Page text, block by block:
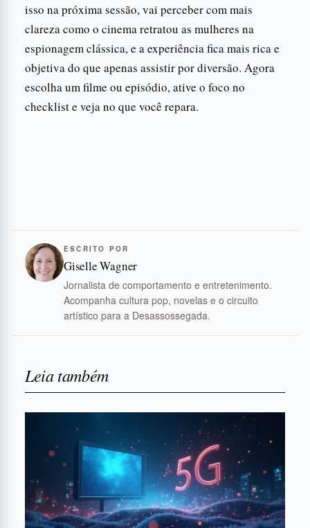
isso na próxima sessão, vai perceber com mais
clareza como o cinema retratou as mulheres na
espionagem clássica, e a experiência fica mais rica e
objetiva do que apenas assistir por diversão. Agora
escolha um filme ou episódio, ative o foco no
checklist e veja no que você repara.
ESCRITO POR
Giselle Wagner
Jornalista de comportamento e entretenimento.
Acompanha cultura pop, novelas e o circuito
artístico para a Desassossegada.
Leia também